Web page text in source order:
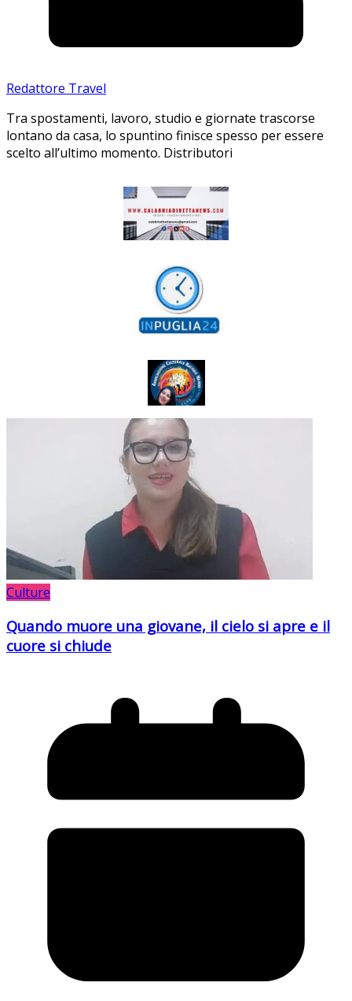
Redattore Travel
Tra spostamenti, lavoro, studio e giornate trascorse
lontano da casa, lo spuntino finisce spesso per essere
scelto all’ultimo momento. Distributori
Culture
Quando muore una giovane, il cielo si apre e il
cuore si chiude